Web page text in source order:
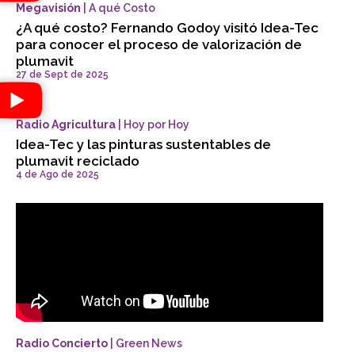
Megavisión | A qué Costo
¿A qué costo? Fernando Godoy visitó Idea-Tec
para conocer el proceso de valorización de
plumavit
27 de Sept de 2025
Radio Agricultura | Hoy por Hoy
Idea-Tec y las pinturas sustentables de
plumavit reciclado
4 de Ago de 2025
Radio Concierto | Green News